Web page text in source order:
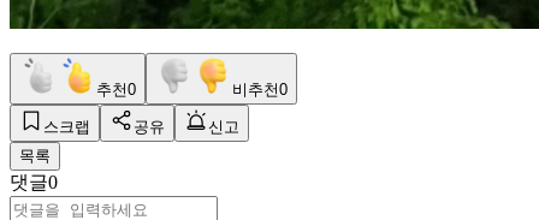
추천0 비추천0
스크랩 공유
신고
목록
댓글0